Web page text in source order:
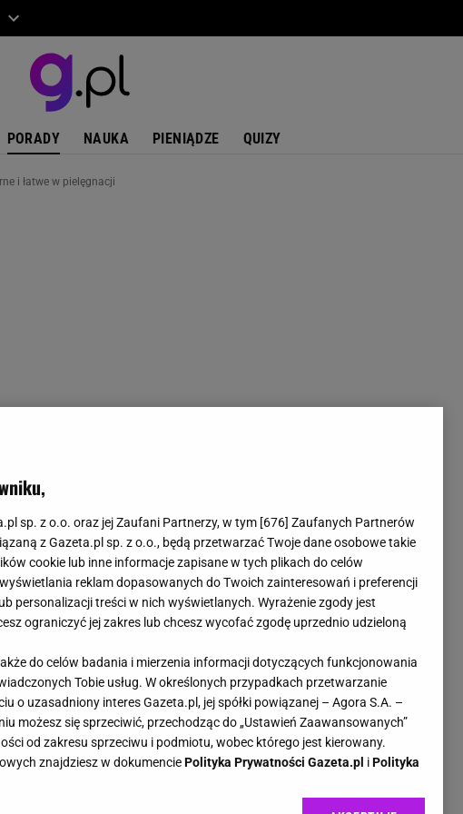
PORADY NAUKA PIENIĄDZE QUIZY
i łatwe w pielęgnacji
Te kwiaty nie
sp. z o.o. oraz jej Zaufani Partnerzy, w tym [676] Zaufanych Partnerów
z Gazeta.pl sp. z o.o., będą przetwarzać Twoje dane osobowe takie
cookie lub inne informacje zapisane w tych plikach do celów
reklam dopasowanych do Twoich zainteresowań i preferencji
personalizacji treści w nich wyświetlanych. Wyrażenie zgody jest
ograniczyć jej zakres lub chcesz wycofać zgodę uprzednio udzieloną
do celów badania i mierzenia informacji dotyczących funkcjonowania
Tobie usług. W określonych przypadkach przetwarzanie
o uzasadniony interes Gazeta.pl, jej spółki powiązanej – Agora S.A. –
możesz się sprzeciwić, przechodząc do „Ustawień Zaawansowanych”
od zakresu sprzeciwu i podmiotu, wobec którego jest kierowany.
znajdziesz w dokumenciePolityka Prywatności Gazeta.pl iPolityka